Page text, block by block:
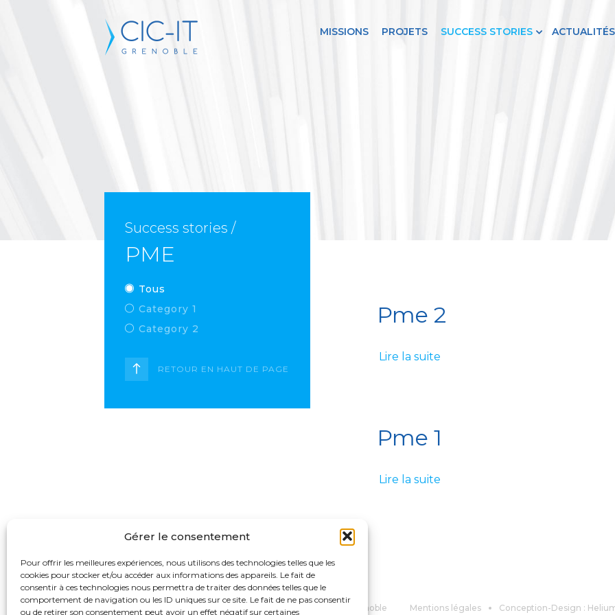
Gérer le consentement
Pour offrir les meilleures expériences, nous utilisons des technologies telles que les
cookies pour stocker et/ou accéder aux informations des appareils. Le fait de
consentir à ces technologies nous permettra de traiter des données telles que le
comportement de navigation ou les ID uniques sur ce site. Le fait de ne pas consentir
ou de retirer son consentement peut avoir un effet négatif sur certaines
MISSIONS PROJETS SUCCESS STORIES ACTUALITÉS
Success stories /
PME
Tous
Category 1
Category 2
RETOUR EN HAUT DE PAGE
Pme 2
Lire la suite
Pme 1
Lire la suite
© 2026 CIC-IT Grenoble Mentions légales Conception-Design :